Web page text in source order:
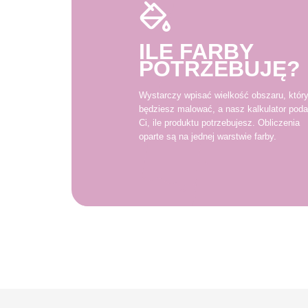
ILE FARBY
POTRZEBUJĘ?
Wystarczy wpisać wielkość obszaru, który
będziesz malować, a nasz kalkulator poda
Ci, ile produktu potrzebujesz. Obliczenia
oparte są na jednej warstwie farby.